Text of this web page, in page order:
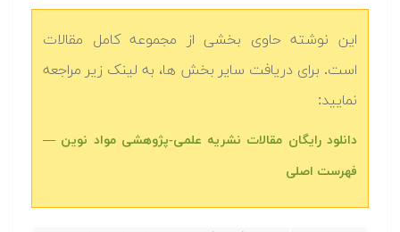
این نوشته حاوی بخشی از مجموعه کامل مقالات
است. برای دریافت سایر بخش ها، به لینک زیر مراجعه
نمایید:
دانلود رایگان مقالات نشریه علمی-پژوهشی مواد نوین —
فهرست اصلی